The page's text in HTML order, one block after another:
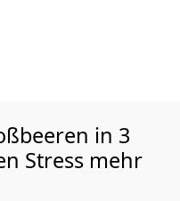
in 3
Stress mehr